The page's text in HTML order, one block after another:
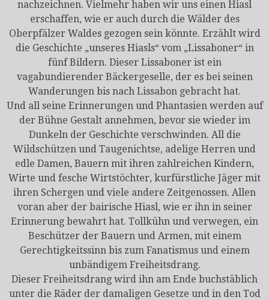
nachzeichnen. Vielmehr haben wir uns einen Hiasl
erschaffen, wie er auch durch die Wälder des
Oberpfälzer Waldes gezogen sein könnte. Erzählt wird
die Geschichte „unseres Hiasls“ vom „Lissaboner“ in
fünf Bildern. Dieser Lissaboner ist ein
vagabundierender Bäckergeselle, der es bei seinen
Wanderungen bis nach Lissabon gebracht hat.
Und all seine Erinnerungen und Phantasien werden auf
der Bühne Gestalt annehmen, bevor sie wieder im
Dunkeln der Geschichte verschwinden. All die
Wildschützen und Taugenichtse, adelige Herren und
edle Damen, Bauern mit ihren zahlreichen Kindern,
Wirte und fesche Wirtstöchter, kurfürstliche Jäger mit
ihren Schergen und viele andere Zeitgenossen. Allen
voran aber der bairische Hiasl, wie er ihn in seiner
Erinnerung bewahrt hat. Tollkühn und verwegen, ein
Beschützer der Bauern und Armen, mit einem
Gerechtigkeitssinn bis zum Fanatismus und einem
unbändigem Freiheitsdrang.
Dieser Freiheitsdrang wird ihn am Ende buchstäblich
unter die Räder der damaligen Gesetze und in den Tod